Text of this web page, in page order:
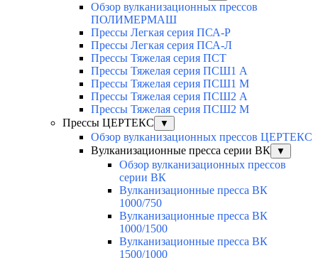
Обзор вулканизационных прессов
ПОЛИМЕРМАШ
Прессы Легкая серия ПСА-Р
Прессы Легкая серия ПСА-Л
Прессы Тяжелая серия ПСТ
Прессы Тяжелая серия ПСШ1 А
Прессы Тяжелая серия ПСШ1 М
Прессы Тяжелая серия ПСШ2 А
Прессы Тяжелая серия ПСШ2 М
Прессы ЦЕРТЕКС
▼
Обзор вулканизационных прессов ЦЕРТЕКС
Вулканизационные пресса серии ВК
▼
Обзор вулканизационных прессов
серии ВК
Вулканизационные пресса ВК
1000/750
Вулканизационные пресса ВК
1000/1500
Вулканизационные пресса ВК
1500/1000